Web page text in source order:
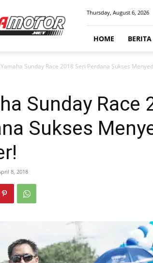
Thursday, August 6, 2026
HOME BERITA
Yamaha Sunday Race 2018 Seri Perdana Sukses
Sunday Race
Sukses
8, 2018